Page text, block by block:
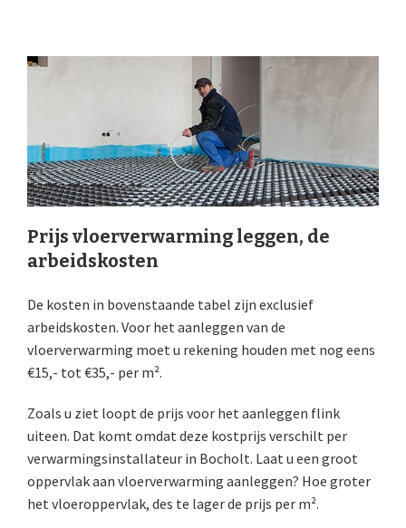
Prijs vloerverwarming leggen, de
arbeidskosten
De kosten in bovenstaande tabel zijn exclusief
arbeidskosten. Voor het aanleggen van de
vloerverwarming moet u rekening houden met nog eens
€15,- tot €35,- per m².
Zoals u ziet loopt de prijs voor het aanleggen flink
uiteen. Dat komt omdat deze kostprijs verschilt per
verwarmingsinstallateur in Bocholt. Laat u een groot
oppervlak aan vloerverwarming aanleggen? Hoe groter
het vloeroppervlak, des te lager de prijs per m².